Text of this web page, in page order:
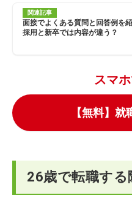
関連記事
面接でよくある質問と回答例を
採用と新卒では内容が違う？
スマ
【無料】
26歳で転職する